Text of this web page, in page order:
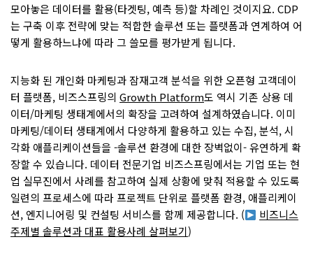
모아놓은 데이터를 활용(타겟팅, 예측 등)할 차례인 것이지요. CDP
는 구축 이후 전략에 맞는 적합한 솔루션 또는 플랫폼과 연계하여 어
떻게 활용하느냐에 따라 그 쓸모를 평가받게 됩니다.
지능화 된 개인화 마케팅과 잠재고객 분석을 위한 오픈형 고객데이
터 플랫폼, 비즈스프링의 Growth Platform도 역시 기존 상용 데
이터/마케팅 생태계에서의 확장을 고려하여 설계하였습니다. 이미
마케팅/데이터 생태계에서 다양하게 활용하고 있는 수집, 분석, 시
각화 애플리케이션들을 -솔루션 환경에 대한 장벽없이- 유연하게 확
장할 수 있습니다. 데이터 전문기업 비즈스프링에서는 기업 또는 현
업 실무진에서 사례를 참고하여 실제 상황에 맞춰 적용할 수 있도록
일련의 프로세스에 따라 프로젝트 단위로 플랫폼 환경, 애플리케이
션, 엔지니어링 및 컨설팅 서비스를 함께 제공합니다. (
비즈니스
주제별 솔루션과 대표 활용사례 살펴보기)